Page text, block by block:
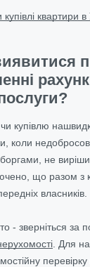
квартири в
чи купівлю
коли
не
що разом з
власників.
- зверніться за
. Для